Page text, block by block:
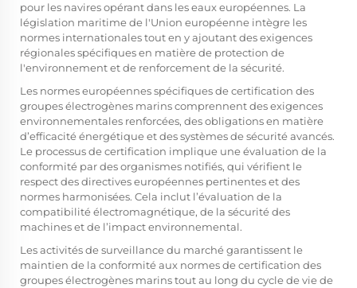
pour les navires opérant dans les eaux européennes. La
législation maritime de l'Union européenne intègre les
normes internationales tout en y ajoutant des exigences
régionales spécifiques en matière de protection de
l'environnement et de renforcement de la sécurité.
Les normes européennes spécifiques de certification des
groupes électrogènes marins comprennent des exigences
environnementales renforcées, des obligations en matière
d’efficacité énergétique et des systèmes de sécurité avancés.
Le processus de certification implique une évaluation de la
conformité par des organismes notifiés, qui vérifient le
respect des directives européennes pertinentes et des
normes harmonisées. Cela inclut l’évaluation de la
compatibilité électromagnétique, de la sécurité des
machines et de l’impact environnemental.
Les activités de surveillance du marché garantissent le
maintien de la conformité aux normes de certification des
groupes électrogènes marins tout au long du cycle de vie de